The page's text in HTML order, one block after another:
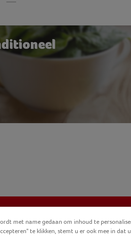
met name gedaan om inhoud te
te klikken, stemt u er ook mee in dat